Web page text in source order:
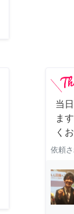
当
ま
く
依頼